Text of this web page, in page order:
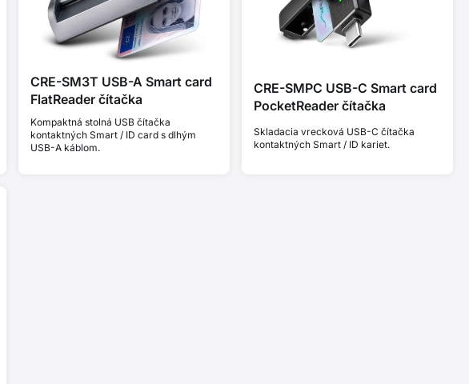
CRE-SM3T USB-A Smart card
FlatReader čítačka
Kompaktná stolná USB čítačka
kontaktných Smart / ID card s dlhým
USB-A káblom.
CRE-SMPC USB-C Smart card
PocketReader čítačka
Skladacia vrecková USB-C čítačka
kontaktných Smart / ID kariet.